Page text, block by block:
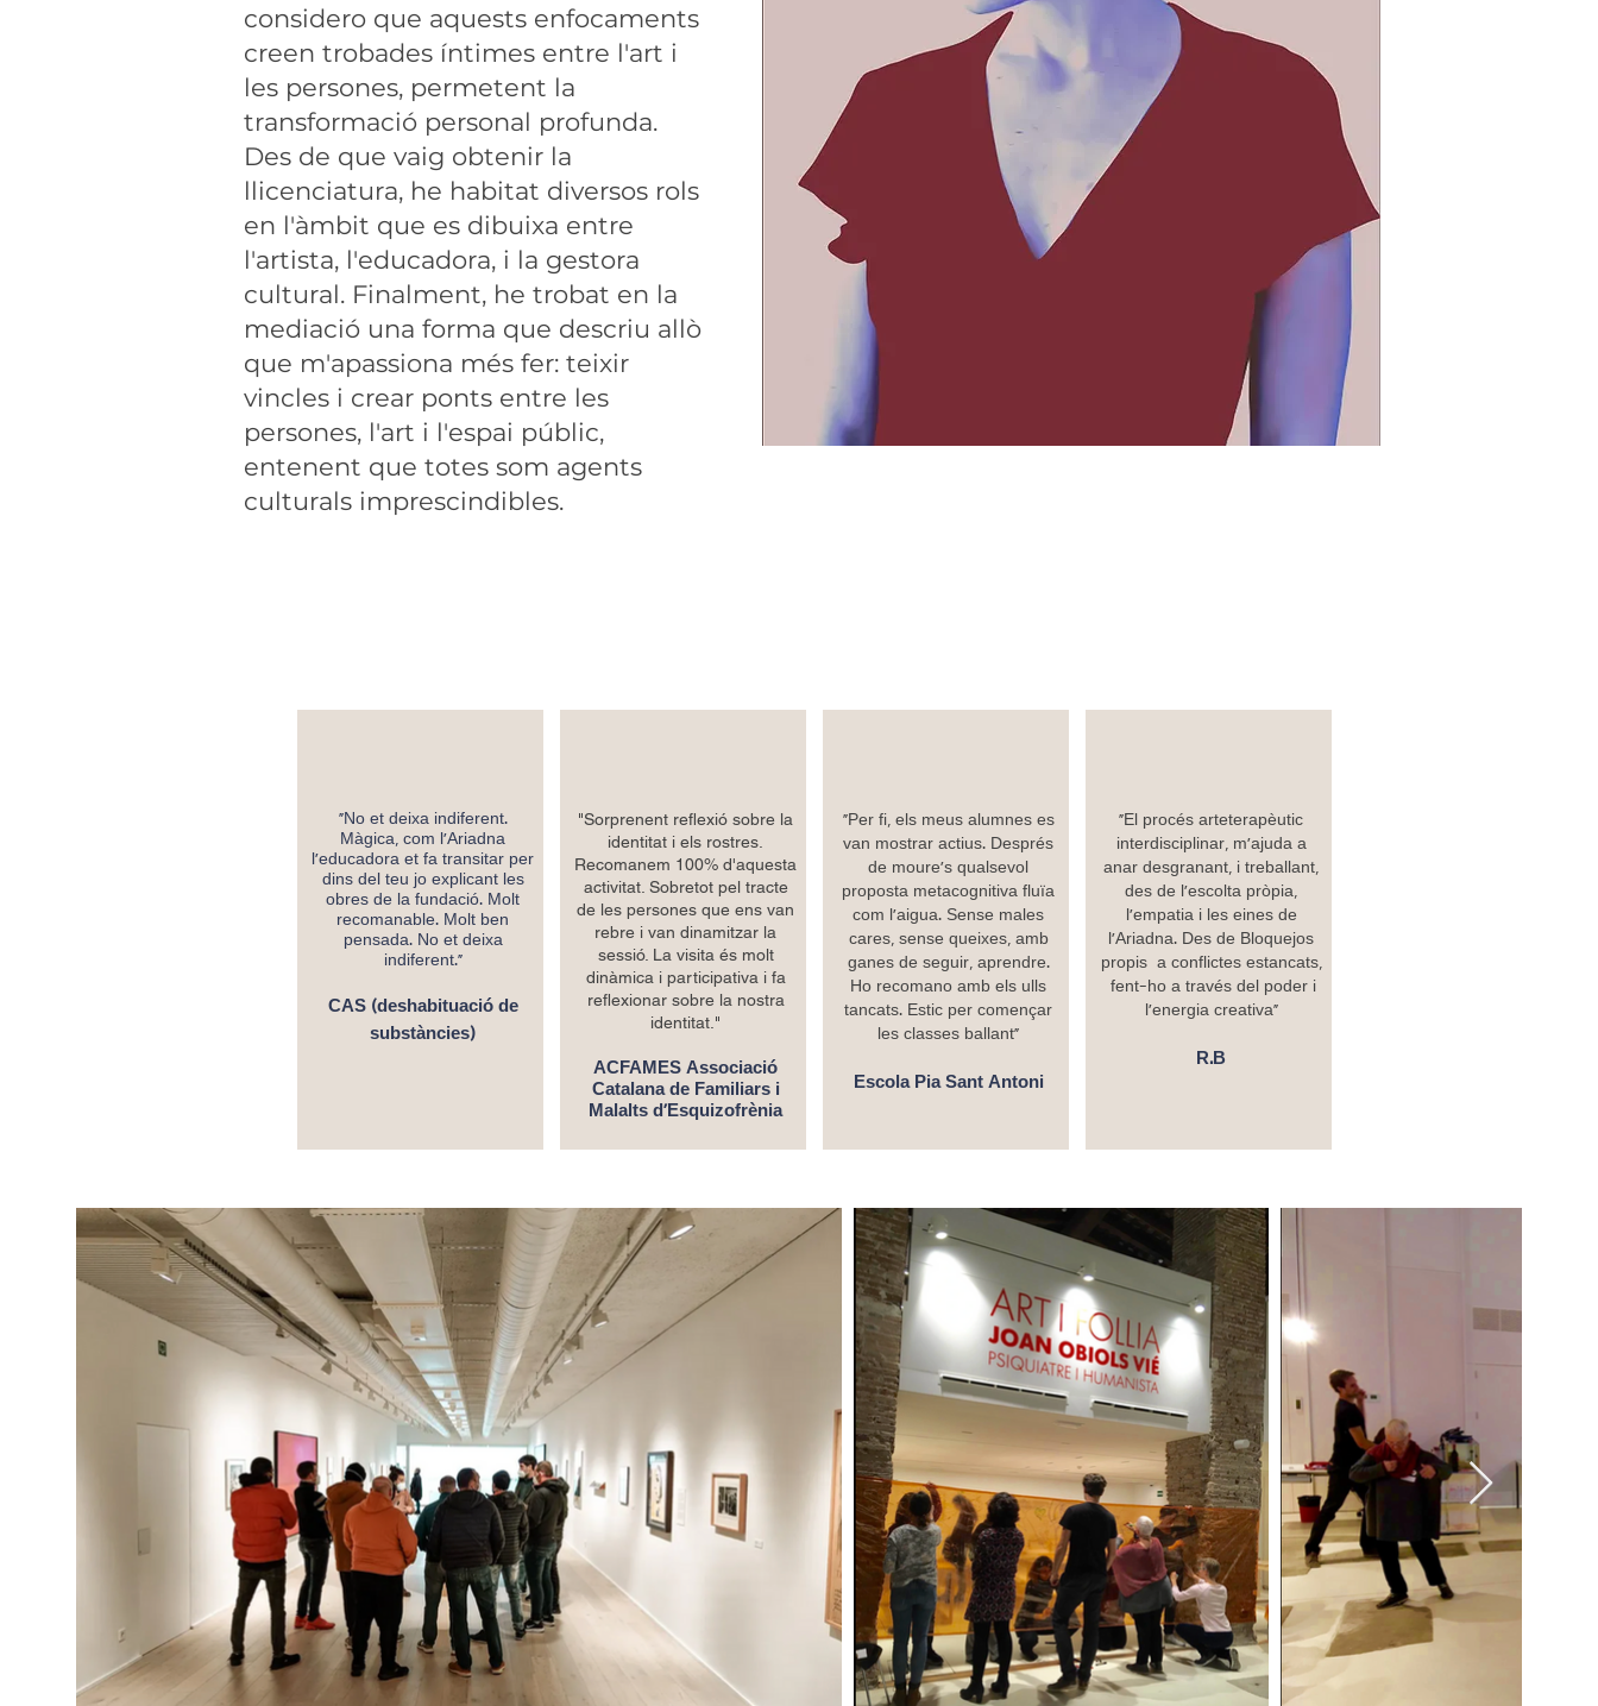
considero que aquests enfocaments
creen trobades íntimes entre l'art i
les persones, permetent la
transformació personal profunda.
Des de que vaig obtenir la
llicenciatura, he habitat diversos rols
en l'àmbit que es dibuixa entre
l'artista, l'educadora, i la gestora
cultural. Finalment, he trobat en la
mediació una forma que descriu allò
que m'apassiona més fer: teixir
vincles i crear ponts entre les
persones, l'art i l'espai públic,
entenent que totes som agents
culturals imprescindibles.
"No et deixa indiferent.
Màgica, com l'Ariadna
l'educadora et fa transitar per
dins del teu jo explicant les
obres de la fundació. Molt
recomanable. Molt ben
pensada. No et deixa
indiferent."
CAS (deshabituació de
substàncies)
"Sorprenent reflexió sobre la
identitat i els rostres.
Recomanem 100% d'aquesta
activitat. Sobretot pel tracte
de les persones que ens van
rebre i van dinamitzar la
sessió. La visita és molt
dinàmica i participativa i fa
reflexionar sobre la nostra
identitat."
ACFAMES Associació
Catalana de Familiars i
Malalts d'Esquizofrènia
“Per fi, els meus alumnes es
van mostrar actius. Després
de moure's qualsevol
proposta metacognitiva fluïa
com l'aigua. Sense males
cares, sense queixes, amb
ganes de seguir, aprendre.
Ho recomano amb els ulls
tancats. Estic per començar
les classes ballant"
Escola Pia Sant Antoni
"El procés arteterapèutic
interdisciplinar, m'ajuda a
anar desgranant, i treballant,
des de l'escolta pròpia,
l'empatia i les eines de
l'Ariadna. Des de Bloquejos
propis a conflictes estancats,
fent-ho a través del poder i
l'energia creativa"
R.B